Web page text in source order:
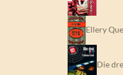
Ellery
Die